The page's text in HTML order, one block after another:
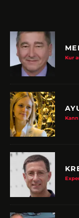
Kur